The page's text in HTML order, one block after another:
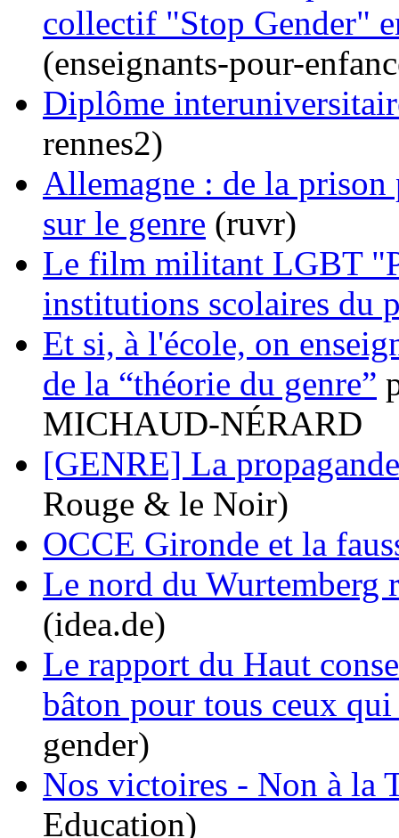
collectif "Stop Gender"
(enseignants-pour-
Diplôme
rennes2)
Allemagne : de la prison
sur le genre (ruvr)
Le film militant LGBT
institutions scolaires du
Et si, à l'école, on
de la “théorie du genre”
MICHAUD-NÉRARD
[GENRE] La
Rouge & le Noir)
OCCE Gironde et la
Le nord du Wurtemberg
(idea.de)
Le rapport du Haut
bâton pour tous ceux
gender)
Nos victoires - Non à la
Education)